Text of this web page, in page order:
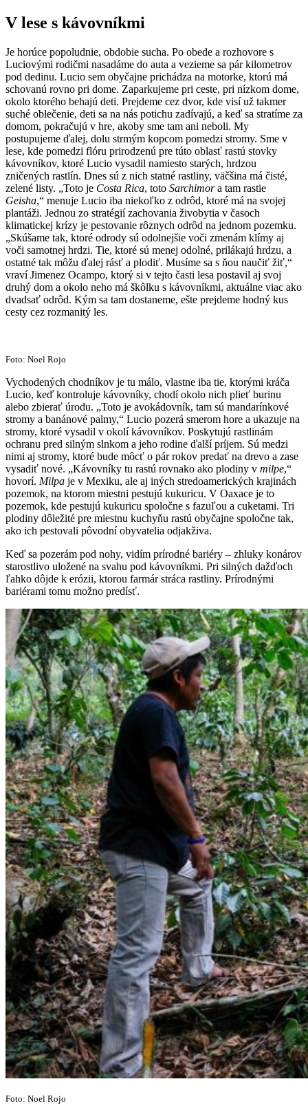
V lese s kávovníkmi
Je horúce popoludnie, obdobie sucha. Po obede a rozhovore s
Luciovými rodičmi nasadáme do auta a vezieme sa pár kilometrov
pod dedinu. Lucio sem obyčajne prichádza na motorke, ktorú má
schovanú rovno pri dome. Zaparkujeme pri ceste, pri nízkom dome,
okolo ktorého behajú deti. Prejdeme cez dvor, kde visí už takmer
suché oblečenie, deti sa na nás potichu zadívajú, a keď sa stratíme za
domom, pokračujú v hre, akoby sme tam ani neboli. My
postupujeme ďalej, dolu strmým kopcom pomedzi stromy. Sme v
lese, kde pomedzi flóru prirodzenú pre túto oblasť rastú stovky
kávovníkov, ktoré Lucio vysadil namiesto starých, hrdzou
zničených rastlín. Dnes sú z nich statné rastliny, väčšina má čisté,
zelené listy. „Toto je Costa Rica, toto Sarchimora tam rastie
Geisha,“ menuje Lucio iba niekoľko z odrôd, ktoré má na svojej
plantáži. Jednou zo stratégií zachovania živobytia v časoch
klimatickej krízy je pestovanie rôznych odrôd na jednom pozemku.
„Skúšame tak, ktoré odrody sú odolnejšie voči zmenám klímy aj
voči samotnej hrdzi. Tie, ktoré sú menej odolné, prilákajú hrdzu, a
ostatné tak môžu ďalej rásť a plodiť. Musíme sa s ňou naučiť žiť,“
vraví Jimenez Ocampo, ktorý si v tejto časti lesa postavil aj svoj
druhý dom a okolo neho má škôlku s kávovníkmi, aktuálne viac ako
dvadsať odrôd. Kým sa tam dostaneme, ešte prejdeme hodný kus
cesty cez rozmanitý les.
Foto: Noel Rojo
Vychodených chodníkov je tu málo, vlastne iba tie, ktorými kráča
Lucio, keď kontroluje kávovníky, chodí okolo nich plieť burinu
alebo zbierať úrodu. „Toto je avokádovník, tam sú mandarínkové
stromy a banánové palmy,“ Lucio pozerá smerom hore a ukazuje na
stromy, ktoré vysadil v okolí kávovníkov. Poskytujú rastlinám
ochranu pred silným slnkom a jeho rodine ďalší príjem. Sú medzi
nimi aj stromy, ktoré bude môcť o pár rokov predať na drevo a zase
vysadiť nové. „Kávovníky tu rastú rovnako ako plodiny v milpe,“
hovorí. Milpa je v Mexiku, ale aj iných stredoamerických krajinách
pozemok, na ktorom miestni pestujú kukuricu. V Oaxace je to
pozemok, kde pestujú kukuricu spoločne s fazuľou a cuketami. Tri
plodiny dôležité pre miestnu kuchyňu rastú obyčajne spoločne tak,
ako ich pestovali pôvodní obyvatelia odjakživa.
Keď sa pozerám pod nohy, vidím prírodné bariéry – zhluky konárov
starostlivo uložené na svahu pod kávovníkmi. Pri silných dažďoch
ľahko dôjde k erózii, ktorou farmár stráca rastliny. Prírodnými
bariérami tomu možno predísť.
Foto: Noel Rojo